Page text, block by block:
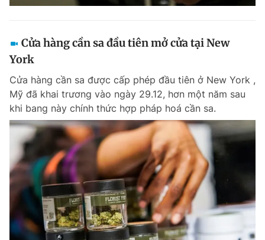
Cửa hàng cần sa đầu tiên mở cửa tại New
York
Cửa hàng cần sa được cấp phép đầu tiên ở New York ,
Mỹ đã khai trương vào ngày 29.12, hơn một năm sau
khi bang này chính thức hợp pháp hoá cần sa.